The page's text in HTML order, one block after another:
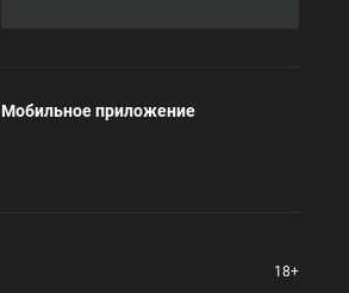
Мобильное приложение
18+